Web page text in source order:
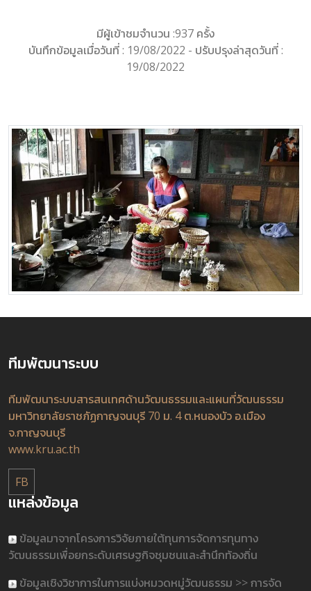
มีผู้เข้าชมจำนวน :937 ครั้ง
บันทึกข้อมูลเมื่อวันที่ : 19/08/2022 - ปรับปรุงล่าสุดวันที่ :
19/08/2022
ทีมพัฒนาระบบ
ทีมพัฒนาระบบสารสนเทศด้านวัฒนธรรมและแผนที่วัฒนธรรม
มหาวิทยาลัยราชภัฏกาญจนบุรี 70 ม. 4 ต.หนองบัว อ.เมือง
จ.กาญจนบุรี
www.kru.ac.th
FB
แหล่งข้อมูล
ข้อมูลมาจากโครงการวิจัยภายใต้ทุนการจัดการทุนทาง
วัฒนธรรมเพื่อยกระดับเศรษฐกิจชุมชนและสำนึกท้องถิ่น
ข้อมูลเชิงวิชาการในการแบ่งหมวดหมู่วัฒนธรรม >> การจัด